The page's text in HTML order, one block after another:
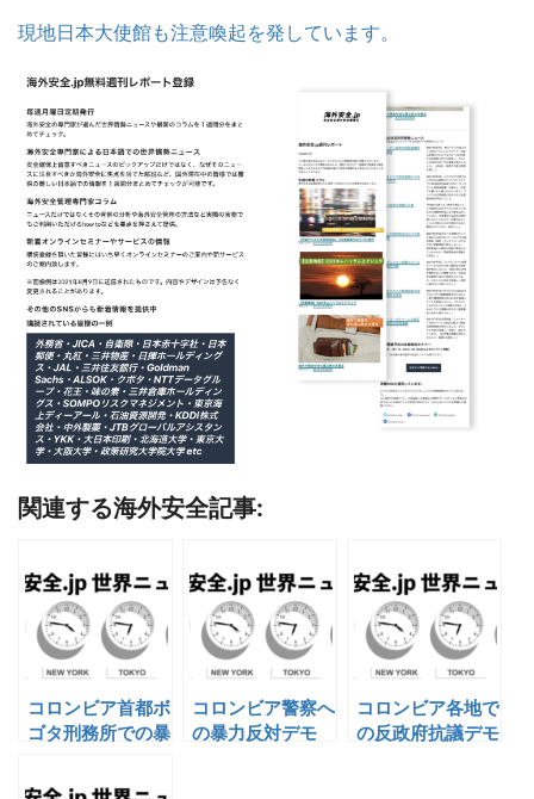
現地日本大使館も注意喚起を発しています。
関連する海外安全記事:
コロンビア首都ボ
ゴタ刑務所での暴
コロンビア警察へ
の暴力反対デモ
コロンビア各地で
の反政府抗議デモ